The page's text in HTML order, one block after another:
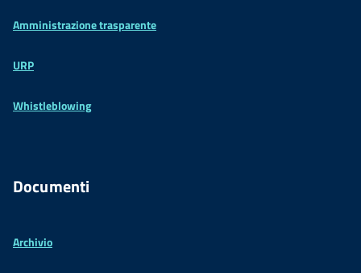
Amministrazione trasparente
URP
Whistleblowing
Documenti
Archivio